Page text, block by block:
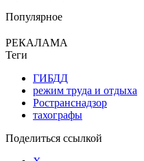
Популярное
РЕКАЛАМА
Теги
ГИБДД
режим труда и отдыха
Ространснадзор
тахографы
Поделиться ссылкой